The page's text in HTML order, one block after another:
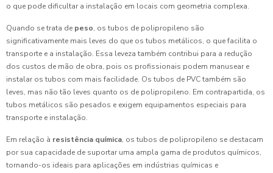
o que pode dificultar a instalação em locais com geometria complexa.
Quando se trata de peso, os tubos de polipropileno são
significativamente mais leves do que os tubos metálicos, o que facilita o
transporte e a instalação. Essa leveza também contribui para a redução
dos custos de mão de obra, pois os profissionais podem manusear e
instalar os tubos com mais facilidade. Os tubos de PVC também são
leves, mas não tão leves quanto os de polipropileno. Em contrapartida, os
tubos metálicos são pesados e exigem equipamentos especiais para
transporte e instalação.
Em relação à resistência química, os tubos de polipropileno se destacam
por sua capacidade de suportar uma ampla gama de produtos químicos,
tornando-os ideais para aplicações em indústrias químicas e